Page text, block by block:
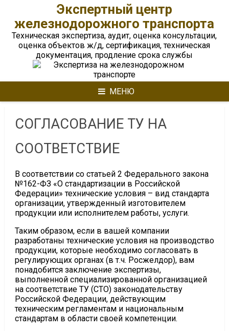
содержимому
Экспертный центр
железнодорожного транспорта
Техническая экспертиза, аудит, оценка консультации,
оценка объектов ж/д, сертификация, техническая
документация, продление срока службы
МЕНЮ
СОГЛАСОВАНИЕ ТУ НА
СООТВЕТСТВИЕ
В соответствии со статьей 2 Федерального закона
№162-ФЗ «О стандартизации в Российской
Федерации» технические условия – вид стандарта
организации, утвержденный изготовителем
продукции или исполнителем работы, услуги.
Таким образом, если в вашей компании
разработаны технические условия на производство
продукции, которые необходимо согласовать в
регулирующих органах (в т.ч. Росжелдор), вам
понадобится заключение экспертизы,
выполненной специализированной организацией
на соответствие ТУ (СТО) законодательству
Российской Федерации, действующим
техническим регламентам и национальным
стандартам в области своей компетенции.